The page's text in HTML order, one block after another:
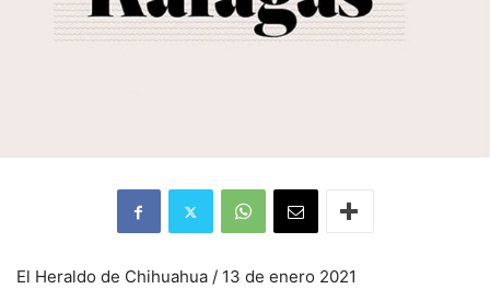
El Heraldo de Chihuahua / 13 de enero 2021